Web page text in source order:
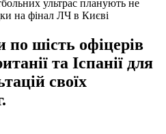
ультрас планують не
на фінал ЛЧ в Києві
по шість офіцерів
та Іспанії для
своїх